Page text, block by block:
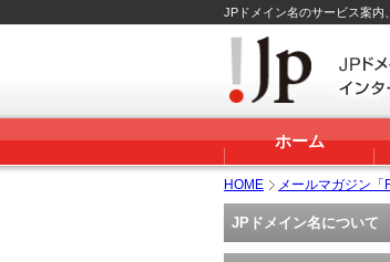
JPドメイン名のサービス案内
ホーム
HOME メールマガジン「
JPドメイン名について